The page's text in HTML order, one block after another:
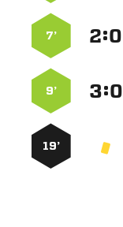
:
7’
:
9’
19’